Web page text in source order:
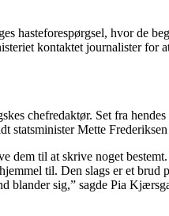
hasteforespørgsel, hvor de
kontaktet journalister for
chefredaktør. Set fra
Mette Frederiksen
dem til at skrive noget
til. Den slags er et
blander sig,” sagde Pia